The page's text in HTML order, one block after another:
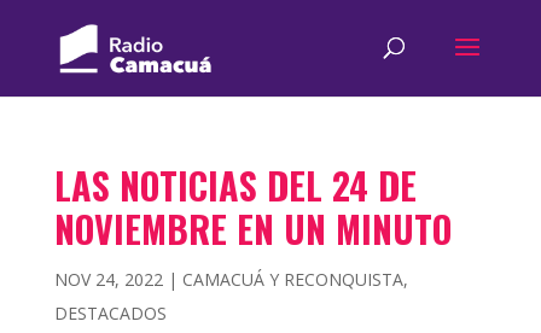
LAS NOTICIAS DEL 24 DE
NOVIEMBRE EN UN MINUTO
NOV 24, 2022| CAMACUÁ Y RECONQUISTA,
DESTACADOS